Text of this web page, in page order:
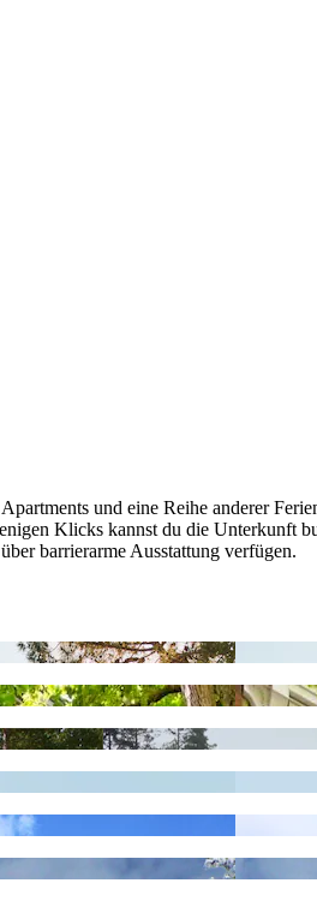
und eine Reihe anderer
Klicks kannst du die Unterkunft
barrierarme Ausstattung verfügen.